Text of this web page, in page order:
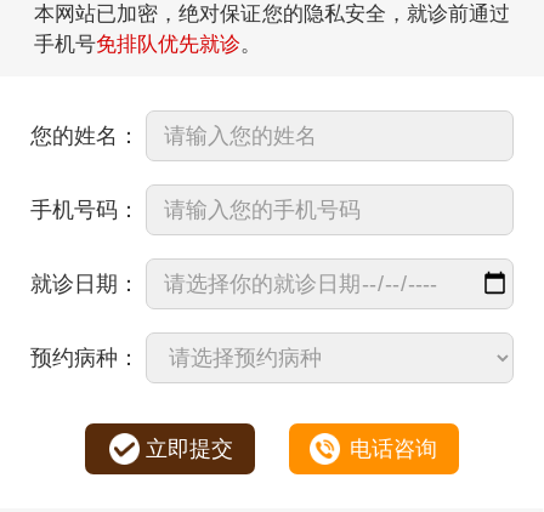
本网站已加密，绝对保证您的隐私安全，就诊前通过
手机号免排队优先就诊。
您的姓名：
手机号码：
就诊日期：
预约病种：
立即提交 电话咨询